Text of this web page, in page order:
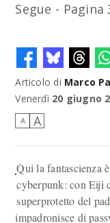
Segue - Pagina
Articolo di Marco
Venerdì 20 giugno
A A
Qui la fantascienza
cyberpunk: con Eiji
superprotetto del
impadronisce di